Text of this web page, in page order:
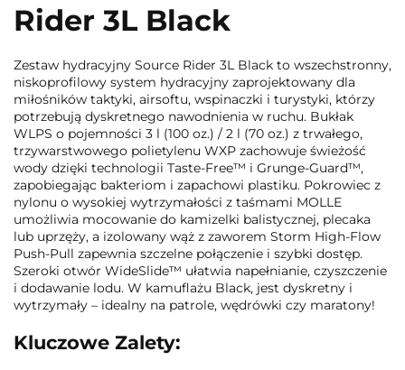
Rider 3L Black
Zestaw hydracyjny Source Rider 3L Black to wszechstronny,
niskoprofilowy system hydracyjny zaprojektowany dla
miłośników taktyki, airsoftu, wspinaczki i turystyki, którzy
potrzebują dyskretnego nawodnienia w ruchu. Bukłak
WLPS o pojemności 3 l (100 oz.) / 2 l (70 oz.) z trwałego,
trzywarstwowego polietylenu WXP zachowuje świeżość
wody dzięki technologii Taste-Free™ i Grunge-Guard™,
zapobiegając bakteriom i zapachowi plastiku. Pokrowiec z
nylonu o wysokiej wytrzymałości z taśmami MOLLE
umożliwia mocowanie do kamizelki balistycznej, plecaka
lub uprzęży, a izolowany wąż z zaworem Storm High-Flow
Push-Pull zapewnia szczelne połączenie i szybki dostęp.
Szeroki otwór WideSlide™ ułatwia napełnianie, czyszczenie
i dodawanie lodu. W kamuflażu Black, jest dyskretny i
wytrzymały – idealny na patrole, wędrówki czy maratony!
Kluczowe Zalety: